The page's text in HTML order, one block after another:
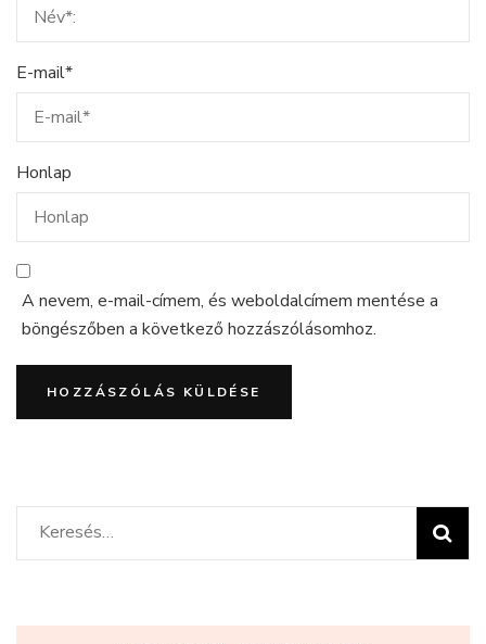
E-mail*
Honlap
A nevem, e-mail-címem, és weboldalcímem mentése a
böngészőben a következő hozzászólásomhoz.
Keresés: